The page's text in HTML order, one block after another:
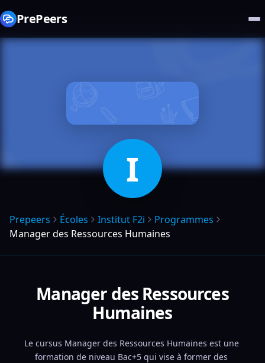
PrePeers
I
Prepeers Écoles Institut F2i
Programmes
Manager des Ressources Humaines
Manager des Ressources
Humaines
Le cursus Manager des Ressources Humaines est une
formation de niveau Bac+5 qui vise à former des